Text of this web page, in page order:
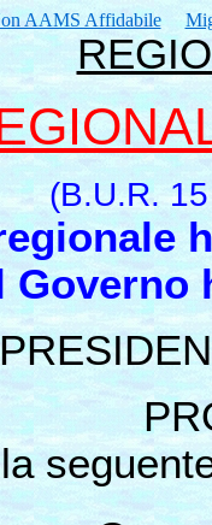
AAMS Affidabile
(B.U.R.
Governo
la